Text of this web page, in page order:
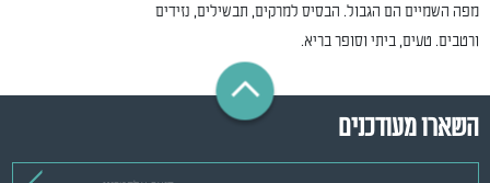
מפה השמיים הם הגבול. הבסיס למרקים, תבשילים, נזידים
ורטבים. טעים, ביתי וסופר בריא.
השארו מעודכנים